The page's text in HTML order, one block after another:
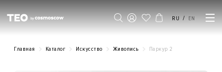
RU / EN
Главная Каталог Искусство Живопись Паркур 2